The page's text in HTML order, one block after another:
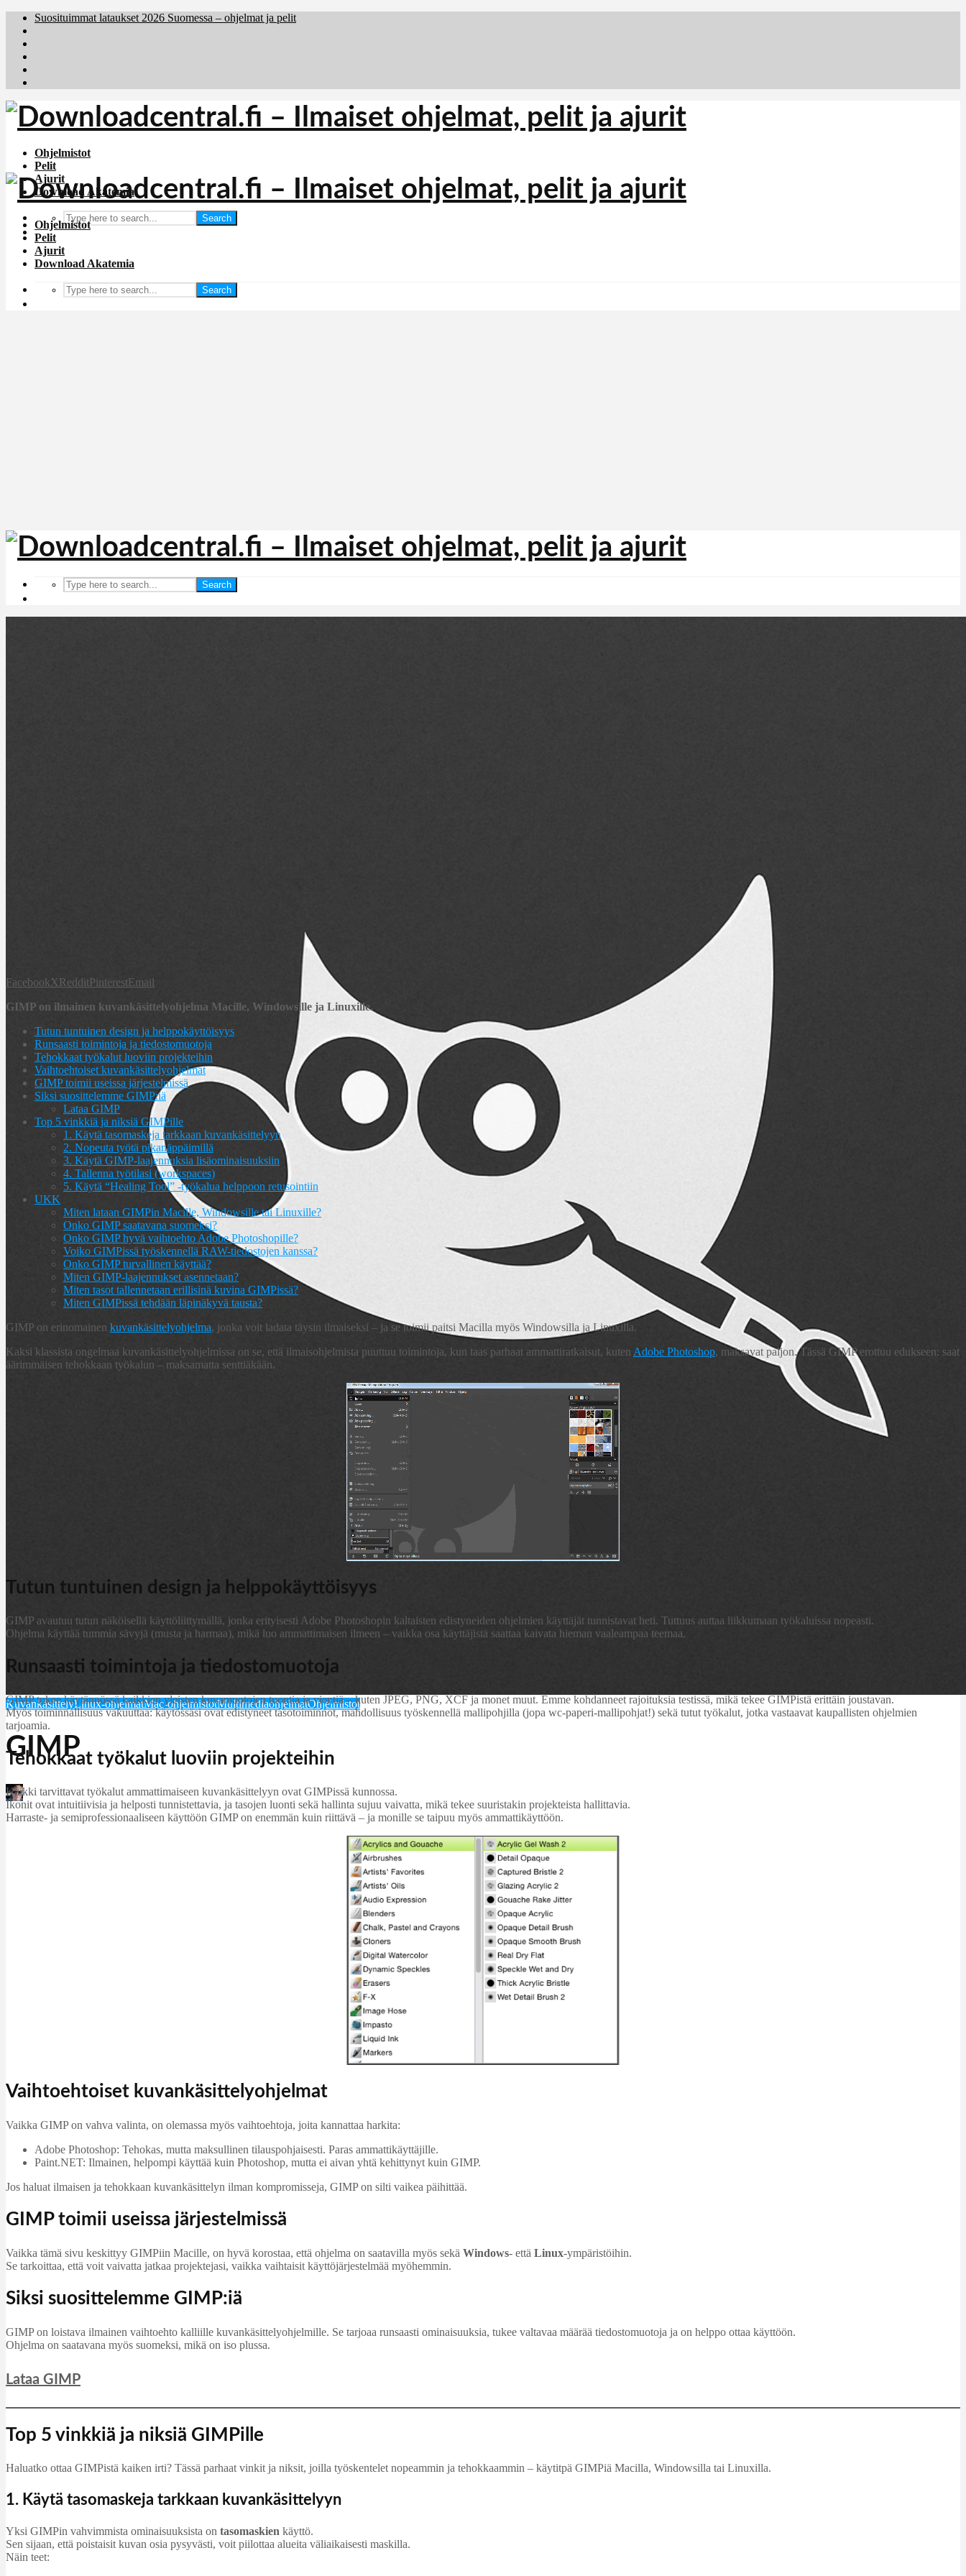
Suosituimmat lataukset 2026 Suomessa – ohjelmat ja pelit
Ohjelmistot
Pelit
Ajurit
Download Akatemia
Search
Ohjelmistot
Pelit
Ajurit
Download Akatemia
Search
Search
KuvankäsittelyLinux-ohjelmatMac-ohjelmistotMultimediaohjelmatOhjelmistot
GIMP
Martin Jørgensen
november 3, 2025
FacebookX RedditPinterestEmail
GIMP on ilmainen kuvankäsittelyohjelma Macille, Windowsille ja Linuxille.
Tutun tuntuinen design ja helppokäyttöisyys
Runsaasti toimintoja ja tiedostomuotoja
Tehokkaat työkalut luoviin projekteihin
Vaihtoehtoiset kuvankäsittelyohjelmat
GIMP toimii useissa järjestelmissä
Siksi suosittelemme GIMP:iä
Lataa GIMP
Top 5 vinkkiä ja niksiä GIMPille
1. Käytä tasomaskeja tarkkaan kuvankäsittelyyn
2. Nopeuta työtä pikanäppäimillä
3. Käytä GIMP-laajennuksia lisäominaisuuksiin
4. Tallenna työtilasi (workspaces)
5. Käytä “Healing Tool” -työkalua helppoon retusointiin
UKK
Miten lataan GIMPin Macille, Windowsille tai Linuxille?
Onko GIMP saatavana suomeksi?
Onko GIMP hyvä vaihtoehto Adobe Photoshopille?
Voiko GIMPissä työskennellä RAW-tiedostojen kanssa?
Onko GIMP turvallinen käyttää?
Miten GIMP-laajennukset asennetaan?
Miten tasot tallennetaan erillisinä kuvina GIMPissä?
Miten GIMPissä tehdään läpinäkyvä tausta?
GIMP on erinomainen kuvankäsittelyohjelma, jonka voit ladata täysin ilmaiseksi – ja se toimii paitsi Macilla myös Windowsilla ja Linuxilla.
Kaksi klassista ongelmaa kuvankäsittelyohjelmissa on se, että ilmaisohjelmista puuttuu toimintoja, kun taas parhaat ammattiratkaisut, kuten Adobe Photoshop, maksavat paljon. Tässä GIMP erottuu edukseen: saat
äärimmäisen tehokkaan työkalun – maksamatta senttiäkään.
Tutun tuntuinen design ja helppokäyttöisyys
GIMP avautuu tutun näköisellä käyttöliittymällä, jonka erityisesti Adobe Photoshopin kaltaisten edistyneiden ohjelmien käyttäjät tunnistavat heti. Tuttuus auttaa liikkumaan työkaluissa nopeasti.
Ohjelma käyttää tummia sävyjä (musta ja harmaa), mikä luo ammattimaisen ilmeen – vaikka osa käyttäjistä saattaa kaivata hieman vaaleampaa teemaa.
Runsaasti toimintoja ja tiedostomuotoja
GIMP tukee käytännössä kaikkien yleisten kuvamuotojen tuontia ja vientiä – kuten JPEG, PNG, XCF ja monet muut. Emme kohdanneet rajoituksia testissä, mikä tekee GIMPistä erittäin joustavan.
Myös toiminnallisuus vakuuttaa: käytössäsi ovat edistyneet tasotoiminnot, mahdollisuus työskennellä mallipohjilla (jopa wc-paperi-mallipohjat!) sekä tutut työkalut, jotka vastaavat kaupallisten ohjelmien
tarjoamia.
Tehokkaat työkalut luoviin projekteihin
Kaikki tarvittavat työkalut ammattimaiseen kuvankäsittelyyn ovat GIMPissä kunnossa.
Ikonit ovat intuitiivisia ja helposti tunnistettavia, ja tasojen luonti sekä hallinta sujuu vaivatta, mikä tekee suuristakin projekteista hallittavia.
Harraste- ja semiprofessionaaliseen käyttöön GIMP on enemmän kuin riittävä – ja monille se taipuu myös ammattikäyttöön.
Vaihtoehtoiset kuvankäsittelyohjelmat
Vaikka GIMP on vahva valinta, on olemassa myös vaihtoehtoja, joita kannattaa harkita:
Adobe Photoshop: Tehokas, mutta maksullinen tilauspohjaisesti. Paras ammattikäyttäjille.
Paint.NET: Ilmainen, helpompi käyttää kuin Photoshop, mutta ei aivan yhtä kehittynyt kuin GIMP.
Jos haluat ilmaisen ja tehokkaan kuvankäsittelyn ilman kompromisseja, GIMP on silti vaikea päihittää.
GIMP toimii useissa järjestelmissä
Vaikka tämä sivu keskittyy GIMPiin Macille, on hyvä korostaa, että ohjelma on saatavilla myös sekä Windows- että Linux-ympäristöihin.
Se tarkoittaa, että voit vaivatta jatkaa projektejasi, vaikka vaihtaisit käyttöjärjestelmää myöhemmin.
Siksi suosittelemme GIMP:iä
GIMP on loistava ilmainen vaihtoehto kalliille kuvankäsittelyohjelmille. Se tarjoaa runsaasti ominaisuuksia, tukee valtavaa määrää tiedostomuotoja ja on helppo ottaa käyttöön.
Ohjelma on saatavana myös suomeksi, mikä on iso plussa.
Lataa GIMP
Top 5 vinkkiä ja niksiä GIMPille
Haluatko ottaa GIMPistä kaiken irti? Tässä parhaat vinkit ja niksit, joilla työskentelet nopeammin ja tehokkaammin – käytitpä GIMPiä Macilla, Windowsilla tai Linuxilla.
1. Käytä tasomaskeja tarkkaan kuvankäsittelyyn
Yksi GIMPin vahvimmista ominaisuuksista on tasomaskien käyttö.
Sen sijaan, että poistaisit kuvan osia pysyvästi, voit piilottaa alueita väliaikaisesti maskilla.
Näin teet: